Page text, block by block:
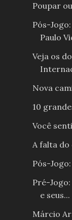
Poupar
Pós-
Paulo
Veja os
Nova
10
Você
A falta do
Pós-
Pré-
e seus...
Márcio